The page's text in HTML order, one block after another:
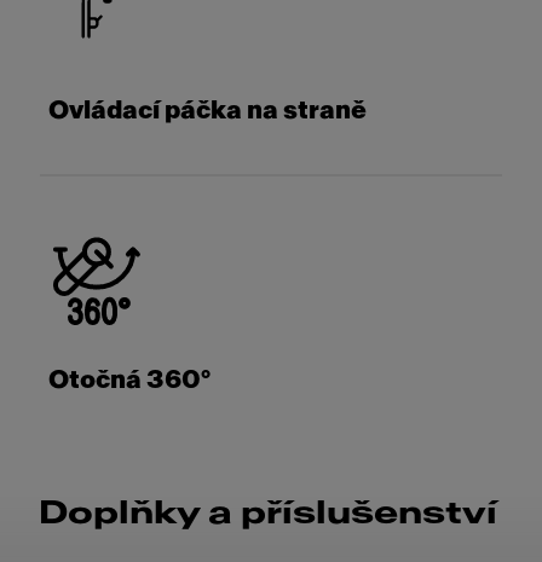
Ovládací páčka na straně
Otočná 360°
Doplňky a příslušenství